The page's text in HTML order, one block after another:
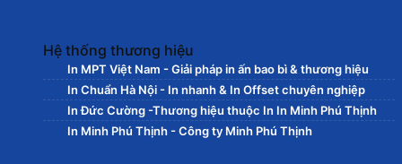
Hệ thống thương hiệu
In MPT Việt Nam - Giải pháp in ấn bao bì & thương hiệu
In Chuẩn Hà Nội - In nhanh & In Offset chuyên nghiệp
In Đức Cường -Thương hiệu thuộc In In Minh Phú Thịnh
In Minh Phú Thịnh - Công ty Minh Phú Thịnh